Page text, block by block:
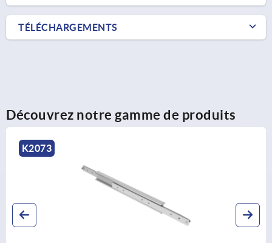
TÉLÉCHARGEMENTS
Découvrez notre gamme de produits